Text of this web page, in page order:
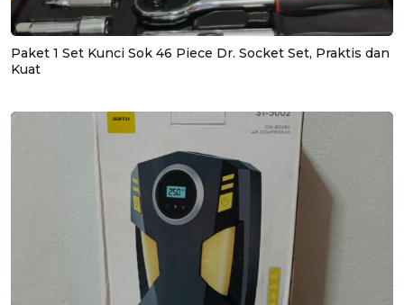
Paket 1 Set Kunci Sok 46 Piece Dr. Socket Set, Praktis dan
Kuat